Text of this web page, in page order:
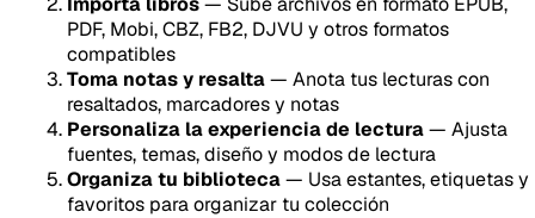
PDF, Mobi, CBZ, FB2, DJVU y otros formatos
compatibles
Toma notas y resalta— Anota tus lecturas con
resaltados, marcadores y notas
Personaliza la experiencia de lectura— Ajusta
fuentes, temas, diseño y modos de lectura
Organiza tu biblioteca— Usa estantes, etiquetas y
favoritos para organizar tu colección